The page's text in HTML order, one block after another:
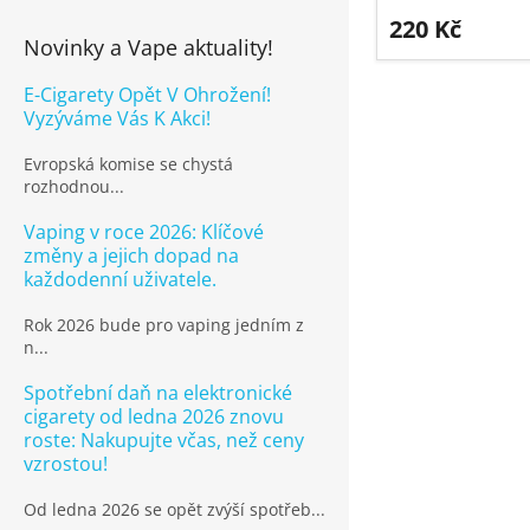
Novinky a Vape aktuality!
E-Cigarety Opět V Ohrožení!
Vyzýváme Vás K Akci!
Evropská komise se chystá
rozhodnou...
Vaping v roce 2026: Klíčové
změny a jejich dopad na
každodenní uživatele.
Rok 2026 bude pro vaping jedním z
n...
Spotřební daň na elektronické
cigarety od ledna 2026 znovu
roste: Nakupujte včas, než ceny
vzrostou!
Od ledna 2026 se opět zvýší spotřeb...
220 Kč